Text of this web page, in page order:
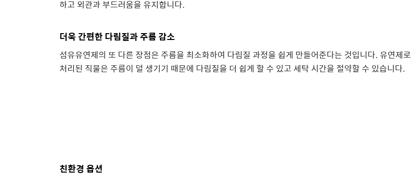
하고 외관과 부드러움을 유지합니다.
더욱 간편한 다림질과 주름 감소
섬유유연제의 또 다른 장점은 주름을 최소화하여 다림질 과정을 쉽게 만들어준다는 것입니다. 유연제로
처리된 직물은 주름이 덜 생기기 때문에 다림질을 더 쉽게 할 수 있고 세탁 시간을 절약할 수 있습니다.
친환경 옵션